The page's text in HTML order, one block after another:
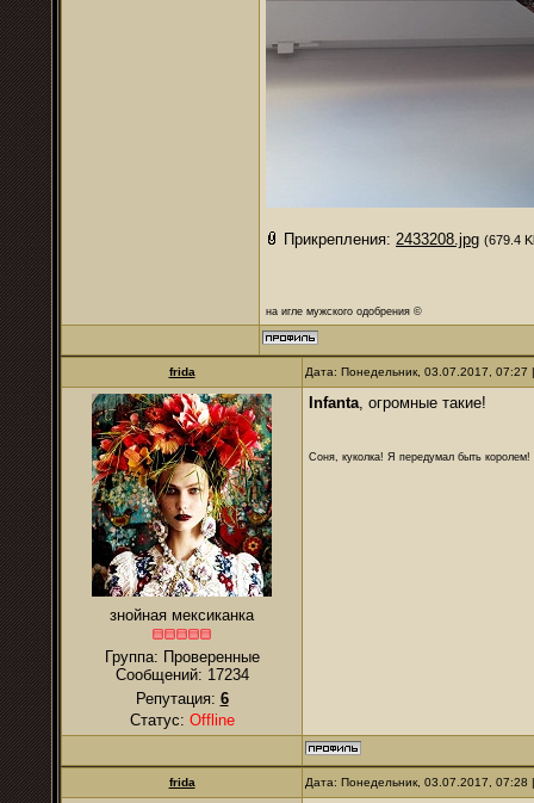
Прикрепления: 2433208.jpg (679.4
на игле мужского одобрения ©
frida Дата: Понедельник, 03.07.2017,
знойная мексиканка
Группа: Проверенные
Сообщений: 17234
Репутация: 6
Статус: Offline
Infanta, огромные такие!
Соня, куколка! Я передумал быть
frida Дата: Понедельник, 03.07.2017,